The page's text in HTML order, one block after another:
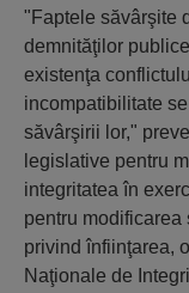
"Faptele săvârşite
demnităţilor
existenţa
incompatibilitate
săvârşirii lor,"
legislative pentru
integritatea în
pentru modificarea
privind înfiinţarea,
Naţionale de